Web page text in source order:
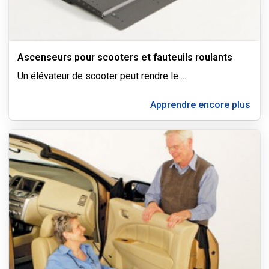
Ascenseurs pour scooters et fauteuils roulants
Un élévateur de scooter peut rendre le ...
Apprendre encore plus